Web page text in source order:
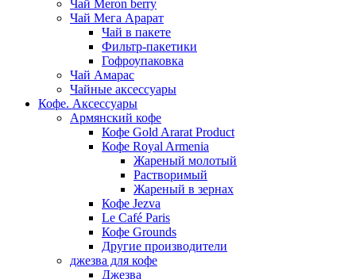
Чай Meron berry
Чай Мега Арарат
Чай в пакете
Фильтр-пакетики
Гофроупаковка
Чай Амарас
Чайные аксессуары
Кофе. Аксессуары
Армянский кофе
Кофе Gold Ararat Product
Кофе Royal Armenia
Жареный молотый
Растворимый
Жареный в зернах
Кофе Jezva
Le Café Paris
Кофе Grounds
Другие производители
джезва для кофе
Джезва